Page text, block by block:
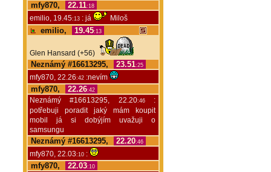
mfy870, 22.11:18
emilio, 19.45:13 : já Miloš
emilio, 19.45:13
Glen Hansard (+56)
Neznámý #16613295, 23.51:25
mfy870, 22.26:42 :nevím
mfy870, 22.26:42
Neznámý #16613295, 22.20:46:
potřebuji poradit jaký mám koupit
mobil já si dobýjím uvažuji o
samsungu
Neznámý #16613295, 22.20:46
mfy870, 22.03:10 :
mfy870, 22.03:10